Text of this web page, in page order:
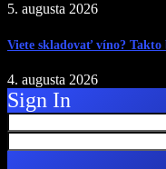
5. augusta 2026
Viete skladovať víno?
4. augusta 2026
Sign In